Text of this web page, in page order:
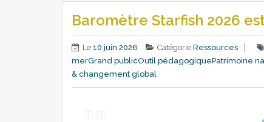
Baromètre Starfish 2026
Le 10 juin 2026 Catégorie Ressources
merGrand publicOutil pédagogiquePatrimoine
& changement global